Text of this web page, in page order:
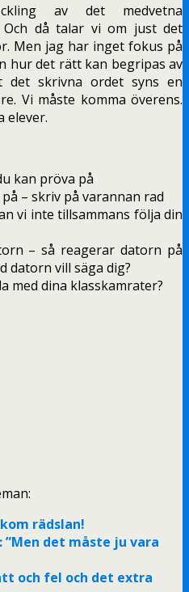
av det medvetna
då talar vi om just det
Men jag har inget fokus på
hur det rätt kan begripas av
det skrivna ordet syns en
Vi måste komma överens.
elever.
kan pröva på
– skriv på varannan rad
vi inte tillsammans följa din
– så reagerar datorn på
datorn vill säga dig?
med dina klasskamrater?
rädslan!
det måste ju vara
och fel och det extra